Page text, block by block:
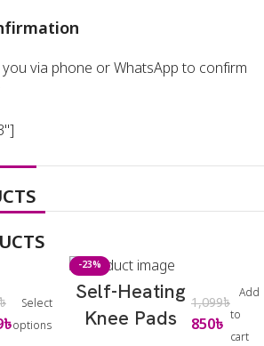
via phone or WhatsApp to confirm
৳
৳
Select
options
-23%
Self-Heating
Knee Pads
1,099৳
850৳
Add
to
cart